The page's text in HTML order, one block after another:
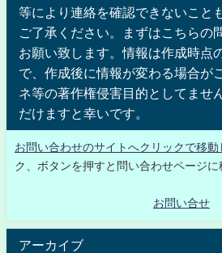
等により連絡を確認できないこと
ご了承ください。まずはこちらの
お願い致します。情報は作成時点
で、作成後に情報が変わる場合が
ネ等の著作権侵害目的としてませ
だけますと幸いです。
お問い合わせのサイトへクリックで移動
ク、ボタンを押すと問い合わせページに
お問い合せ
アーカイブ